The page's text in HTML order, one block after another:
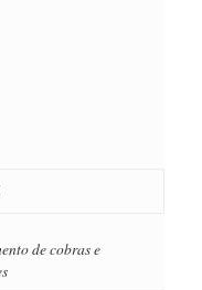
de cobras e